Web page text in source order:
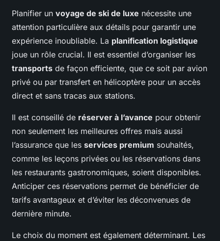
Planifier un voyage de ski de luxe nécessite une
attention particulière aux détails pour garantir une
expérience inoubliable. La planification logistique
joue un rôle crucial. Il est essentiel d’organiser les
transports de façon efficiente, que ce soit par avion
privé ou par transfert en hélicoptère pour un accès
direct et sans tracas aux stations.
Il est conseillé de réserver à l’avance pour obtenir
non seulement les meilleures offres mais aussi
l’assurance que les services premium souhaités,
comme les leçons privées ou les réservations dans
les restaurants gastronomiques, soient disponibles.
Anticiper ces réservations permet de bénéficier de
tarifs avantageux et d’éviter les déconvenues de
dernière minute.
Le choix du moment est également déterminant. Les